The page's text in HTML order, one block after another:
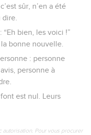
sûr, n’en a été
“Eh bien, les voici !”
bonne nouvelle.
: personne
personne à
est nul. Leurs
autorisation. Pour vous procurer